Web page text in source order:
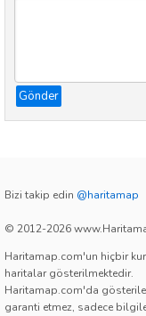
Gönder
Bizi takip edin @haritamap
© 2012-2026
Haritamap.com'un hiçbir
haritalar gösterilmektedir.
Haritamap.com'da
garanti etmez, sadece